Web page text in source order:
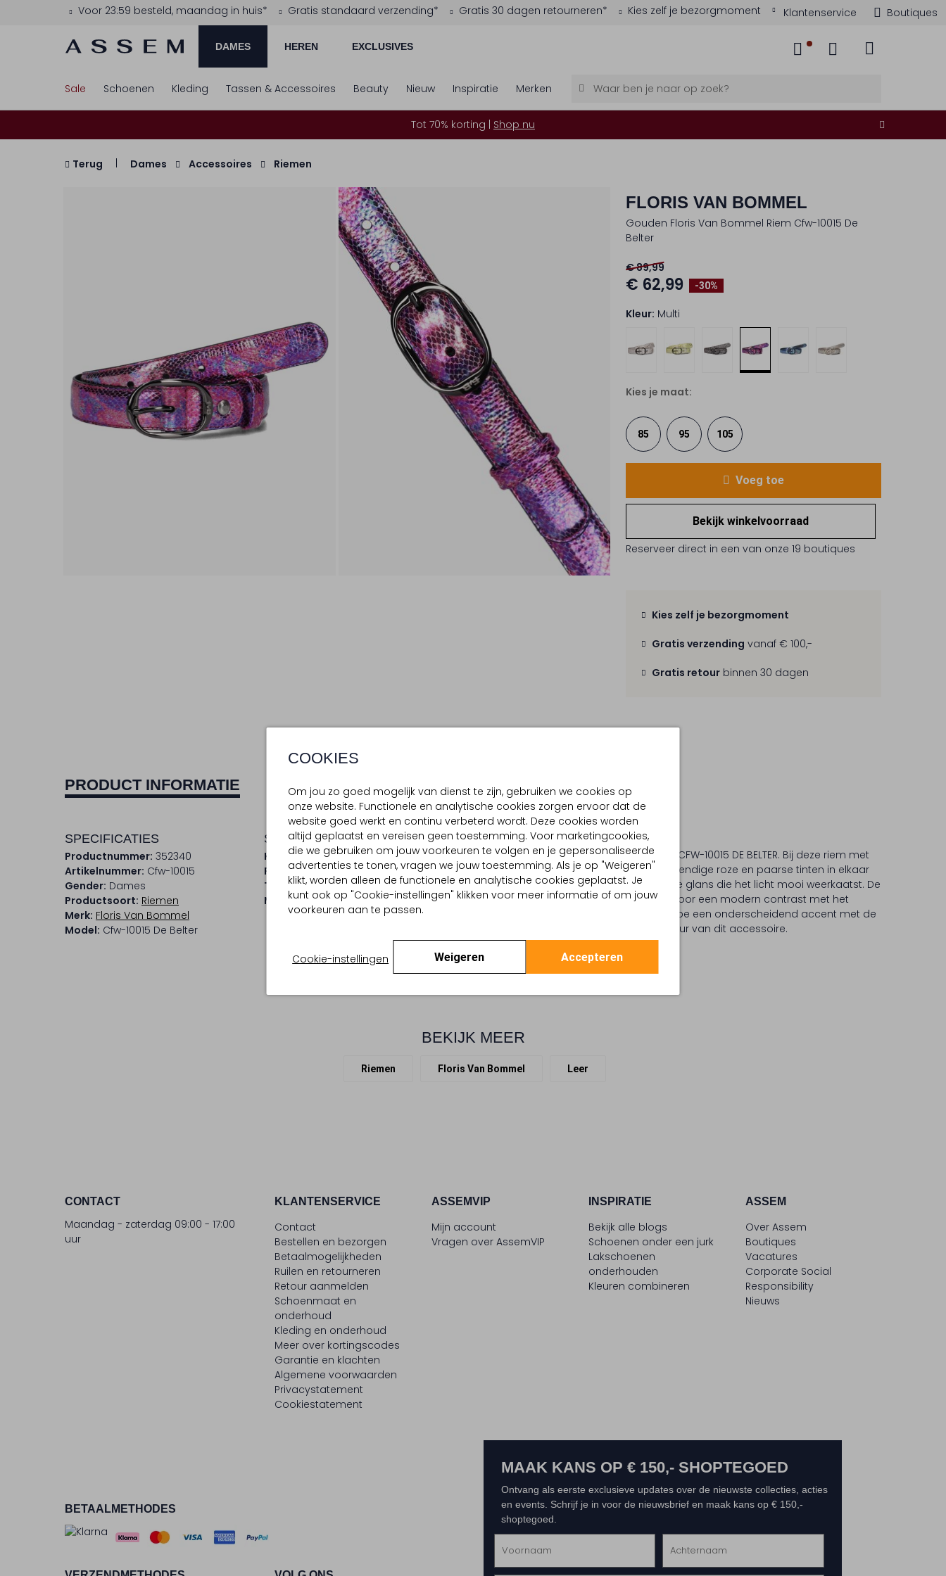
Voor 23:59 besteld, maandag in huis* Gratis standaard verzending* Gratis 30 dagen retourneren* Kies zelf je bezorgmoment Klantenservice Boutiques
DAMES HEREN EXCLUSIVES
COOKIES
Om jou zo goed mogelijk van dienst te zijn, gebruiken we cookies op
onze website. Functionele en analytische cookies zorgen ervoor dat de
website goed werkt en continu verbeterd wordt. Deze cookies worden
altijd geplaatst en vereisen geen toestemming. Voor marketingcookies,
die we gebruiken om jouw voorkeuren te volgen en je gepersonaliseerde
advertenties te tonen, vragen we jouw toestemming. Als je op "Weigeren"
klikt, worden alleen de functionele en analytische cookies geplaatst. Je
kunt ook op "Cookie-instellingen" klikken voor meer informatie of om jouw
voorkeuren aan te passen.
Cookie-instellingen Weigeren Accepteren
Sale Schoenen Kleding Tassen & Accessoires Beauty Nieuw Inspiratie Merken
Tot 70% korting | Shop nu
Terug Dames Accessoires Riemen
FLORIS VAN BOMMEL
Gouden Floris Van Bommel Riem Cfw-10015 De
Belter
-30%
€ 89,99
€ 62,99
Kleur: Multi
Kies je maat:
85 95 105
Voeg toe
Bekijk winkelvoorraad
Reserveer direct in een van onze 19 boutiques
Kies zelf je bezorgmoment
Gratis verzending vanaf € 100,-
Gratis retour binnen 30 dagen
PRODUCT INFORMATIE BEZORGEN & RETOURNEREN
SPECIFICATIES
Productnummer: 352340
Artikelnummer: Cfw-10015
Gender: Dames
Productsoort: Riemen
Merk: Floris Van Bommel
Model: Cfw-10015 De Belter
SAMENSTELLING & PASVORM
Kleur: Multi
Print: Slangenprint
Trends: Animal
Materiaal buitenkant: Leer
OMSCHRIJVING
Dames, ontdek de FLORIS VAN BOMMEL CFW-10015 DE BELTER. Bij deze riem met
gedetailleerde slangenprint vloeien levendige roze en paarse tinten in elkaar
over. Het oppervlak heeft een iriserende glans die het licht mooi weerkaatst. De
strakke, ovale en donkere gesp zorgt voor een modern contrast met het
levendige patroon. Geef jouw garderobe een onderscheidend accent met de
expressieve kleuren en bijzondere textuur van dit accessoire.
BEKIJK MEER
Riemen Floris Van Bommel Leer
CONTACT
Maandag - zaterdag 09:00 - 17:00
uur
KLANTENSERVICE
Contact
Bestellen en bezorgen
Betaalmogelijkheden
Ruilen en retourneren
Retour aanmelden
Schoenmaat en
onderhoud
Kleding en onderhoud
Meer over kortingscodes
Garantie en klachten
Algemene voorwaarden
Privacystatement
Cookiestatement
ASSEMVIP
Mijn account
Vragen over AssemVIP
INSPIRATIE
Bekijk alle blogs
Schoenen onder een jurk
Lakschoenen
onderhouden
Kleuren combineren
ASSEM
Over Assem
Boutiques
Vacatures
Corporate Social
Responsibility
Nieuws
BETAALMETHODES
MAAK KANS OP € 150,- SHOPTEGOED
Ontvang als eerste exclusieve updates over de nieuwste collecties, acties
en events. Schrijf je in voor de nieuwsbrief en maak kans op € 150,-
shoptegoed.